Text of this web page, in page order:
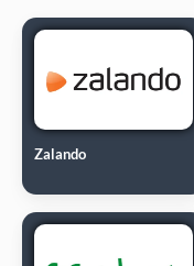
Zalando